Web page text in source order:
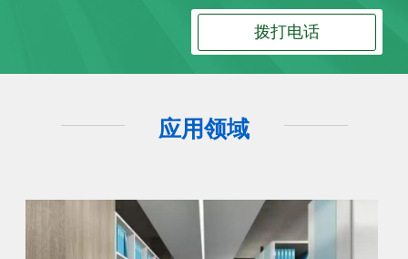
拨打电话
应用领域
配电房